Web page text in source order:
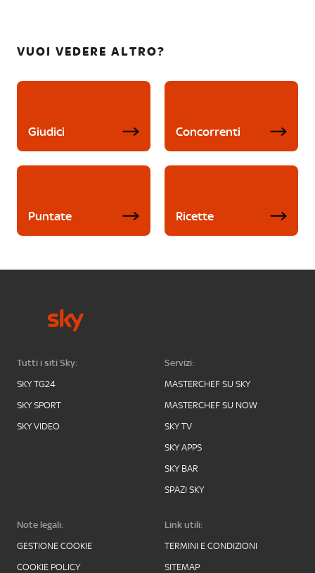
VUOI VEDERE ALTRO?
Giudici Concorrenti
Puntate Ricette
Tutti i siti Sky:
SKY TG24
SKY SPORT
SKY VIDEO
Servizi:
MASTERCHEF SU SKY
MASTERCHEF SU NOW
SKY TV
SKY APPS
SKY BAR
SPAZI SKY
Note legali:
GESTIONE COOKIE
COOKIE POLICY
Link utili:
TERMINI E CONDIZIONI
SITEMAP